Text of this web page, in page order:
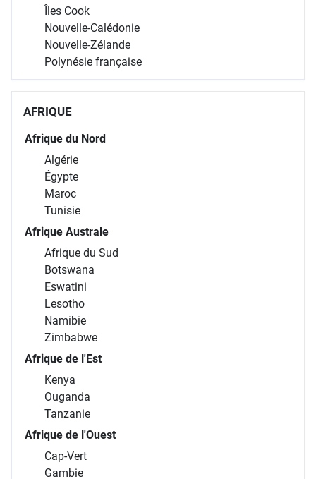
Îles Cook
Nouvelle-Calédonie
Nouvelle-Zélande
Polynésie française
AFRIQUE
Afrique du Nord
Algérie
Égypte
Maroc
Tunisie
Afrique Australe
Afrique du Sud
Botswana
Eswatini
Lesotho
Namibie
Zimbabwe
Afrique de l'Est
Kenya
Ouganda
Tanzanie
Afrique de l'Ouest
Cap-Vert
Gambie